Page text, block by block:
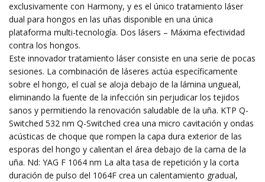
exclusivamente con Harmony, y es el único tratamiento láser
dual para hongos en las uñas disponible en una única
plataforma multi-tecnología. Dos lásers – Máxima efectividad
contra los hongos.
Este innovador tratamiento láser consiste en una serie de pocas
sesiones. La combinación de láseres actúa específicamente
sobre el hongo, el cual se aloja debajo de la lámina ungueal,
eliminando la fuente de la infección sin perjudicar los tejidos
sanos y permitiendo la renovación saludable de la uña. KTP Q-
Switched 532 nm Q-Switched crea una micro cavitación y ondas
acústicas de choque que rompen la capa dura exterior de las
esporas del hongo y calientan el área debajo de la cama de la
uña. Nd: YAG F 1064 nm La alta tasa de repetición y la corta
duración de pulso del 1064F crea un calentamiento gradual,